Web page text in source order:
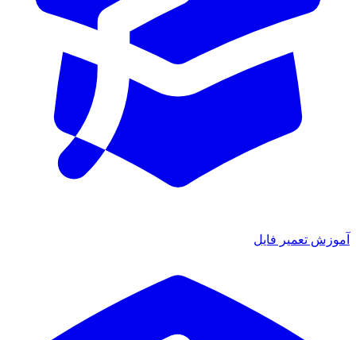
آموزش تعمیر فایل